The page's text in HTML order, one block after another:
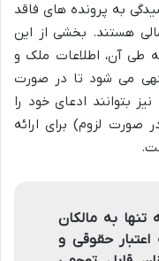
به پرونده های فاقد
هستند. بخشی از این
طی آن، اطلاعات ملک و
آگهی می شود تا در صورت
بتوانند ادعای خود را
لزوم) برای ارائه
به مالکان
حقوقی و